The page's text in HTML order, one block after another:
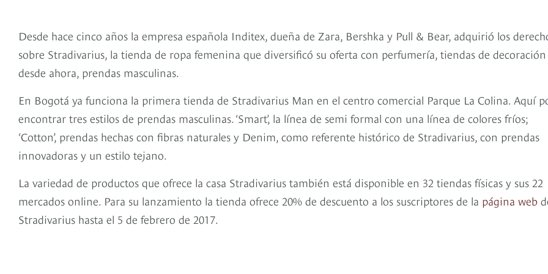
Desde hace cinco años la empresa española Inditex, dueña de Zara, Bershka y Pull & Bear, adquirió los
sobre Stradivarius, la tienda de ropa femenina que diversificó su oferta con perfumería, tiendas de
desde ahora, prendas masculinas.
En Bogotá ya funciona la primera tienda de Stradivarius Man en el centro comercial Parque La Colina. Aquí
encontrar tres estilos de prendas masculinas. ‘Smart’, la línea de semi formal con una línea de colores fríos;
‘Cotton’, prendas hechas con fibras naturales y Denim, como referente histórico de Stradivarius, con prendas
innovadoras y un estilo tejano.
La variedad de productos que ofrece la casa Stradivarius también está disponible en 32 tiendas físicas y sus 22
mercados online. Para su lanzamiento la tienda ofrece 20% de descuento a los suscriptores de la página web
Stradivarius hasta el 5 de febrero de 2017.